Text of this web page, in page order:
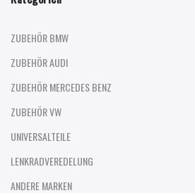
ZUBEHÖR BMW
ZUBEHÖR AUDI
ZUBEHÖR MERCEDES BENZ
ZUBEHÖR VW
UNIVERSALTEILE
LENKRADVEREDELUNG
ANDERE MARKEN